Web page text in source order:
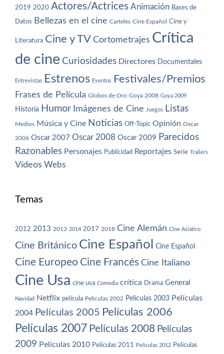
2019 2020 Actores/Actrices Animación Bases de
Datos Bellezas en el cine Carteles Cine Español Cine y
Literatura Cine y TV Cortometrajes Crítica
de cine Curiosidades Directores Documentales
Entrevistas Estrenos Eventos Festivales/Premios
Frases de Película Globos de Oro Goya 2008 Goya 2009
Historia Humor Imágenes de Cine Juegos Listas
Medios Música y Cine Noticias Off-Topic Opinión Oscar
2006 Oscar 2007 Oscar 2008 Oscar 2009 Parecidos
Razonables Personajes Publicidad Reportajes Serie Trailers
Vídeos Webs
Temas
2012 2013 2013 2014 2017 2018 Cine Alemán Cine Asiático
Cine Británico Cine Español Cine Español
Cine Europeo Cine Francés Cine Italiano
Cine Usa cine usa Comedia crítica Drama General
Navidad Netflix película Películas 2002 Películas 2003 Películas
2004 Películas 2005 Películas 2006
Películas 2007 Películas 2008 Películas
2009 Películas 2010 Películas 2011 Películas 2012 Películas